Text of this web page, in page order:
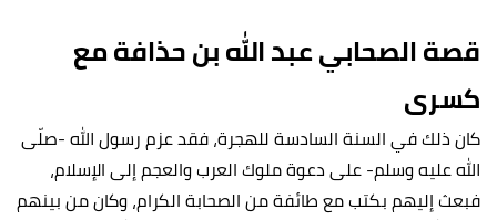
قصة الصحابي عبد الله بن حذافة مع
كسرى
كان ذلك في السنة السادسة للهجرة، فقد عزم رسول الله -صلّى
الله عليه وسلم- على دعوة ملوك العرب والعجم إلى الإسلام،
فبعث إليهم بكتب مع طائفة من الصحابة الكرام، وكان من بينهم